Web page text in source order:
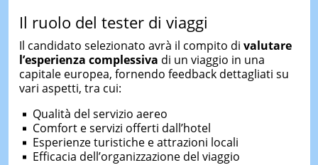
Il ruolo del tester di viaggi
Il candidato selezionato avrà il compito di valutare
l’esperienza complessiva di un viaggio in una
capitale europea, fornendo feedback dettagliati su
vari aspetti, tra cui:
Qualità del servizio aereo
Comfort e servizi offerti dall’hotel
Esperienze turistiche e attrazioni locali
Efficacia dell’organizzazione del viaggio